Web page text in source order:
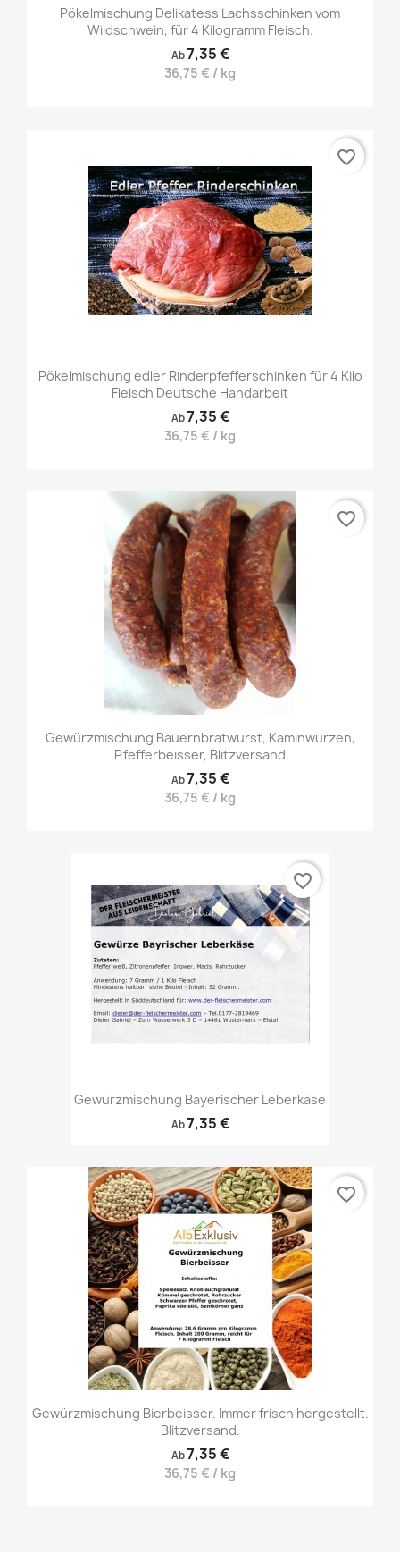
Pökelmischung Delikatess Lachsschinken vom
Wildschwein, für 4 Kilogramm Fleisch.
Ab7,35 €
36,75 € / kg
Pökelmischung edler Rinderpfefferschinken für 4 Kilo
Fleisch Deutsche Handarbeit
Ab7,35 €
36,75 € / kg
favorite_border
Gewürzmischung Bauernbratwurst, Kaminwurzen,
Pfefferbeisser, Blitzversand
Ab7,35 €
36,75 € / kg
favorite_border
Gewürzmischung Bayerischer Leberkäse
Ab7,35 €
favorite_border
Gewürzmischung Bierbeisser. Immer frisch hergestellt.
Blitzversand.
Ab7,35 €
36,75 € / kg
favorite_border